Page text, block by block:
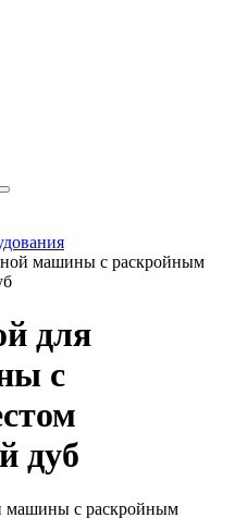
машины с раскройным
для
с
дуб